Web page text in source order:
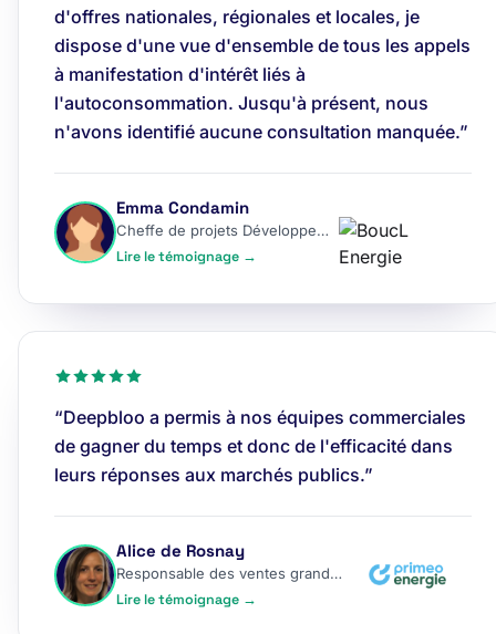
d'offres nationales, régionales et locales, je
dispose d'une vue d'ensemble de tous les appels
à manifestation d'intérêt liés à
l'autoconsommation. Jusqu'à présent, nous
n'avons identifié aucune consultation manquée.”
Emma Condamin
Cheffe de projets Développement
Lire le témoignage →
“Deepbloo a permis à nos équipes commerciales
de gagner du temps et donc de l'efficacité dans
leurs réponses aux marchés publics.”
Alice de Rosnay
Responsable des ventes grands comptes
Lire le témoignage →